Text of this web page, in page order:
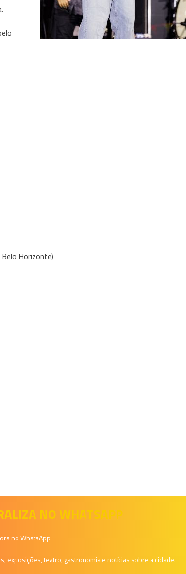
Belo Horizonte)
NO WHATSAPP
no WhatsApp.
exposições, teatro, gastronomia e notícias sobre a cidade.